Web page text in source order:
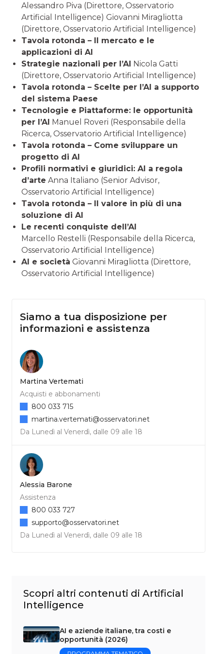
Alessandro Piva (Direttore, Osservatorio
Artificial Intelligence) Giovanni Miragliotta
(Direttore, Osservatorio Artificial Intelligence)
Tavola rotonda – Il mercato e le
applicazioni di AI
Strategie nazionali per l’AI Nicola Gatti
(Direttore, Osservatorio Artificial Intelligence)
Tavola rotonda – Scelte per l’AI a supporto
del sistema Paese
Tecnologie e Piattaforme: le opportunità
per l’AI Manuel Roveri (Responsabile della
Ricerca, Osservatorio Artificial Intelligence)
Tavola rotonda – Come sviluppare un
progetto di AI
Profili normativi e giuridici: AI a regola
d’arte Anna Italiano (Senior Advisor,
Osservatorio Artificial Intelligence)
Tavola rotonda – Il valore in più di una
soluzione di AI
Le recenti conquiste dell’AI
Marcello Restelli (Responsabile della Ricerca,
Osservatorio Artificial Intelligence)
AI e società Giovanni Miragliotta (Direttore,
Osservatorio Artificial Intelligence)
Siamo a tua disposizione per
informazioni e assistenza
Martina Vertemati
Acquisti e abbonamenti
Da Lunedì al Venerdì, dalle 09 alle 18
800 033 715
martina.vertemati@osservatori.net
Alessia Barone
Assistenza
Da Lunedì al Venerdì, dalle 09 alle 18
800 033 727
supporto@osservatori.net
Scopri altri contenuti di Artificial
Intelligence
AI e aziende italiane, tra costi e
opportunità (2026)